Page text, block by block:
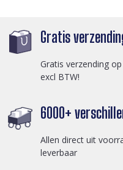
Gratis
Gratis verzending
excl BTW!
6000+
Allen direct uit
leverbaar